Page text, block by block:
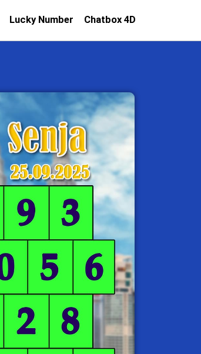
Lucky Number Chatbox 4D